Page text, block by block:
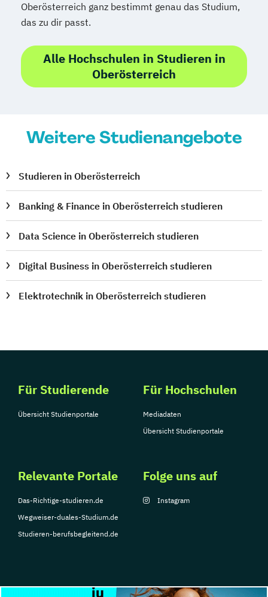
Oberösterreich ganz bestimmt genau das Studium,
das zu dir passt.
Alle Hochschulen in Studieren in
Oberösterreich
Weitere Studienangebote
Studieren in Oberösterreich
Banking & Finance in Oberösterreich studieren
Data Science in Oberösterreich studieren
Digital Business in Oberösterreich studieren
Elektrotechnik in Oberösterreich studieren
Für Studierende
Übersicht Studienportale
Für Hochschulen
Mediadaten
Übersicht Studienportale
Relevante Portale
Das-Richtige-studieren.de
Wegweiser-duales-Studium.de
Studieren-berufsbegleitend.de
Folge uns auf
Instagram